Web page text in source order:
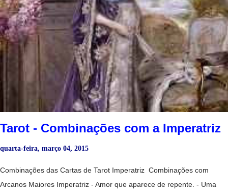
cartas do naipe representam forças ou tendências. O cartomante
deve ter em conta as associações tradicionais e muito importante que
se relacionam com cada um dos naipes em geral. Alquimia de bicicleta
1977 Inglaterra Baralho Comum - Significados dos Naipe de Copas
São as cartas do amor, da amizade e do prazer. Rei - Um homem
importante de pele clara, talvez de posição elevada ou distinta;
bondoso, terno e generoso. Bicicleta Anne Stokes Dama - Todas as
virtudes tradicionais encarn...
Tarot - Combinações com a Imperatriz
quarta-feira, março 04, 2015
Combinações das Cartas de Tarot Imperatriz Combinações com
Arcanos Maiores Imperatriz - Amor que aparece de repente. - Uma